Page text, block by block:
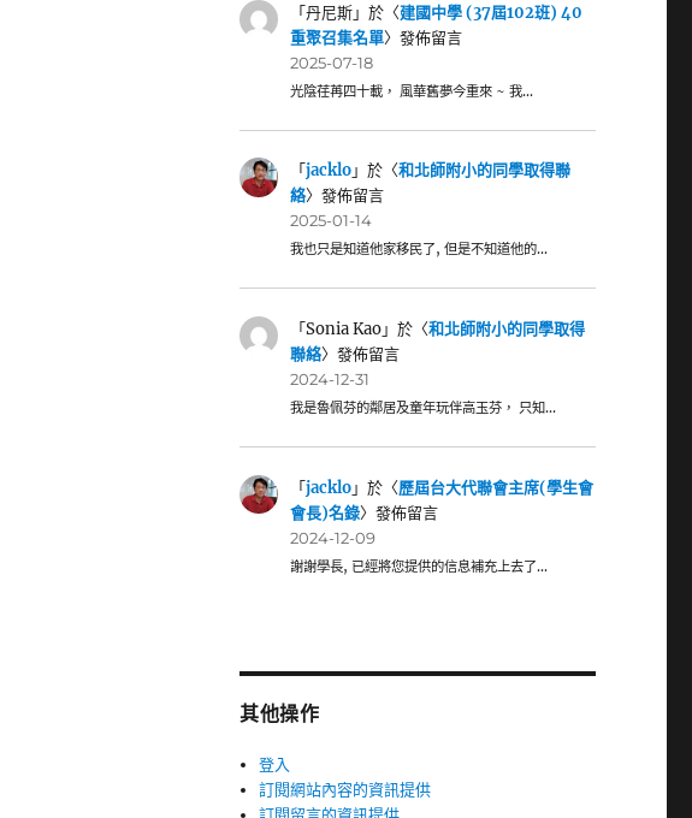
「丹尼斯」於〈建國中學 (37屆102班) 40
重聚召集名單〉發佈留言
2025-07-18
光陰荏苒四十載， 風華舊夢今重來 ~ 我…
「jacklo」於〈和北師附小的同學取得聯
絡〉發佈留言
2025-01-14
我也只是知道他家移民了, 但是不知道他的…
「Sonia Kao」於〈和北師附小的同學取得
聯絡〉發佈留言
2024-12-31
我是魯佩芬的鄰居及童年玩伴高玉芬， 只知…
「jacklo」於〈歷屆台大代聯會主席(學生會
會長)名錄〉發佈留言
2024-12-09
謝謝學長, 已經將您提供的信息補充上去了…
其他操作
登入
訂閱網站內容的資訊提供